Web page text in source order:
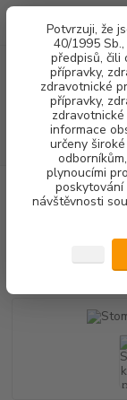
Potvrzuji, že
40/1995
předpisů, čili
přípravky,
zdravotnické
přípravky,
informace
určeny
plynoucími
návštěvnosti
(Po-Pá, 8-16 hod.)
PLIVÁTKA
kovový